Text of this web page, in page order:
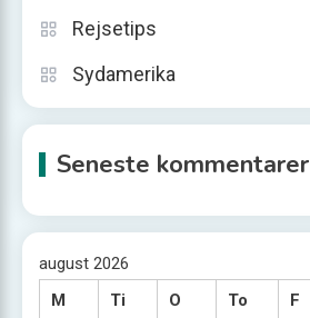
Rejsetips
Sydamerika
Seneste kommentarer
august 2026
M
Ti O To F